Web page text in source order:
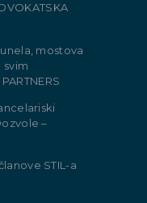
mostova
svim
–
STIL-a